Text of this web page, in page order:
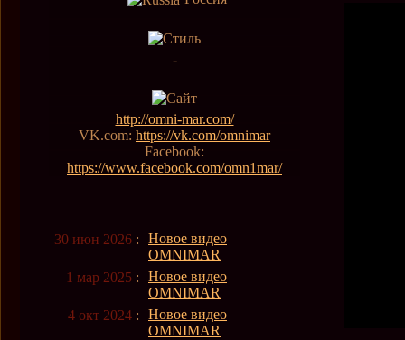
-
http://omni-mar.com/
VK.com: https://vk.com/omnimar
Facebook:
https://www.facebook.com/omn1mar/
30 июн 2026 :
Новое видео
OMNIMAR
1 мар 2025 :
Новое видео
OMNIMAR
4 окт 2024 :
Новое видео
OMNIMAR